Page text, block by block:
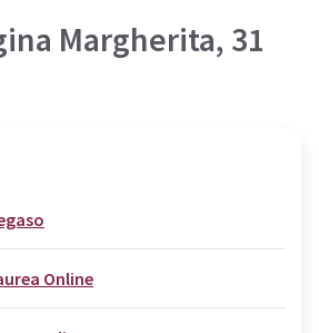
Margherita, 31
Online